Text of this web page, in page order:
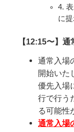
4.
に提
【12:15〜】通
通常入場
開始いた
優先入場
行で行う
る可能性
通常入場